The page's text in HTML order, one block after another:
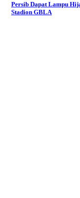
Persib Dapat Lampu
Stadion GBLA